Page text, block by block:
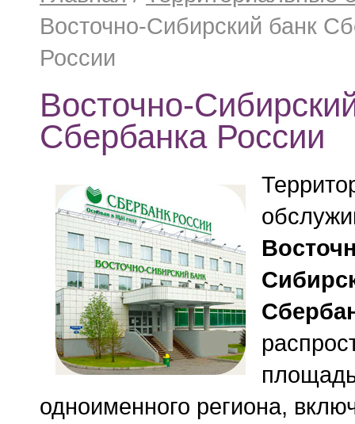
Восточно-Сибирский банк
России
Восточно-
Сбербанка России
одноименного региона,